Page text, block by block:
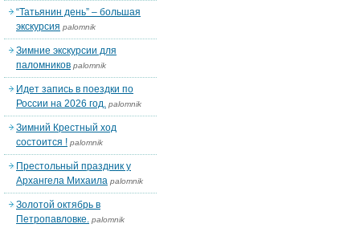
“Татьянин день” – большая
экскурсия palomnik
Зимние экскурсии для
паломников palomnik
Идет запись в поездки по
России на 2026 год. palomnik
Зимний Крестный ход
состоится ! palomnik
Престольный праздник у
Архангела Михаила palomnik
Золотой октябрь в
Петропавловке. palomnik